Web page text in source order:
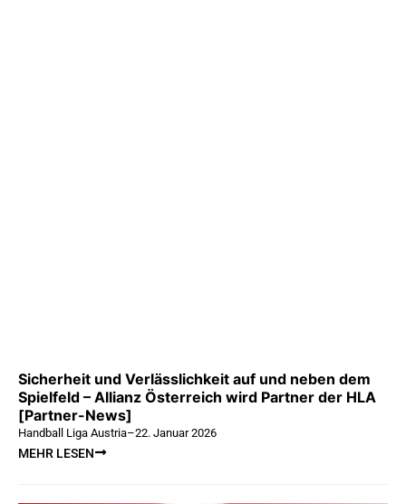
Sicherheit und Verlässlichkeit auf und neben dem
Spielfeld – Allianz Österreich wird Partner der HLA
[Partner-News]
Handball Liga Austria–22. Januar 2026
MEHR LESEN